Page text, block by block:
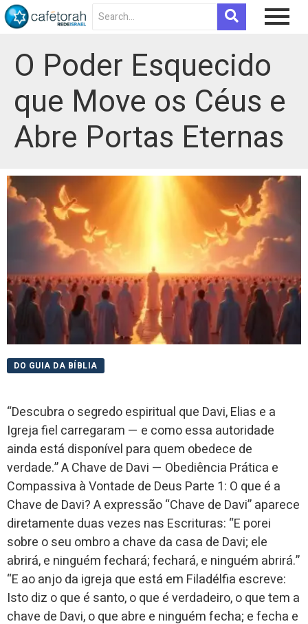
O Poder Esquecido
que Move os Céus e
Abre Portas Eternas
DO GUIA DA BÍBLIA
“Descubra o segredo espiritual que Davi, Elias e a
Igreja fiel carregaram — e como essa autoridade
ainda está disponível para quem obedece de
verdade.” A Chave de Davi — Obediência Prática e
Compassiva à Vontade de Deus Parte 1: O que é a
Chave de Davi? A expressão “Chave de Davi” aparece
diretamente duas vezes nas Escrituras: “E porei
sobre o seu ombro a chave da casa de Davi; ele
abrirá, e ninguém fechará; fechará, e ninguém abrirá.”
“E ao anjo da igreja que está em Filadélfia escreve:
Isto diz o que é santo, o que é verdadeiro, o que tem a
chave de Davi, o que abre e ninguém fecha; e fecha e